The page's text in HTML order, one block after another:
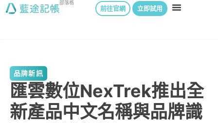
部落格
前往官網 立即試用
品牌新訊
匯雲數位NexTrek推出全
新產品中文名稱與品牌識